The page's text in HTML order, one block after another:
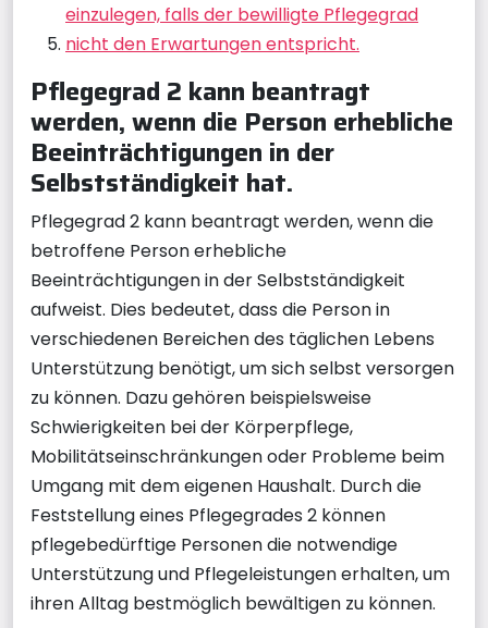
einzulegen, falls der bewilligte Pflegegrad
nicht den Erwartungen entspricht.
Pflegegrad 2 kann beantragt
werden, wenn die Person erhebliche
Beeinträchtigungen in der
Selbstständigkeit hat.
Pflegegrad 2 kann beantragt werden, wenn die
betroffene Person erhebliche
Beeinträchtigungen in der Selbstständigkeit
aufweist. Dies bedeutet, dass die Person in
verschiedenen Bereichen des täglichen Lebens
Unterstützung benötigt, um sich selbst versorgen
zu können. Dazu gehören beispielsweise
Schwierigkeiten bei der Körperpflege,
Mobilitätseinschränkungen oder Probleme beim
Umgang mit dem eigenen Haushalt. Durch die
Feststellung eines Pflegegrades 2 können
pflegebedürftige Personen die notwendige
Unterstützung und Pflegeleistungen erhalten, um
ihren Alltag bestmöglich bewältigen zu können.